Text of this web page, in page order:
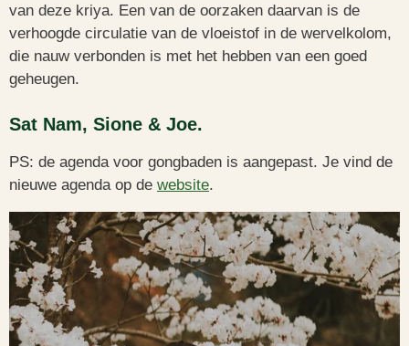
van deze kriya. Een van de oorzaken daarvan is de
verhoogde circulatie van de vloeistof in de wervelkolom,
die nauw verbonden is met het hebben van een goed
geheugen.
Sat Nam, Sione & Joe.
PS: de agenda voor gongbaden is aangepast. Je vind de
nieuwe agenda op de website.